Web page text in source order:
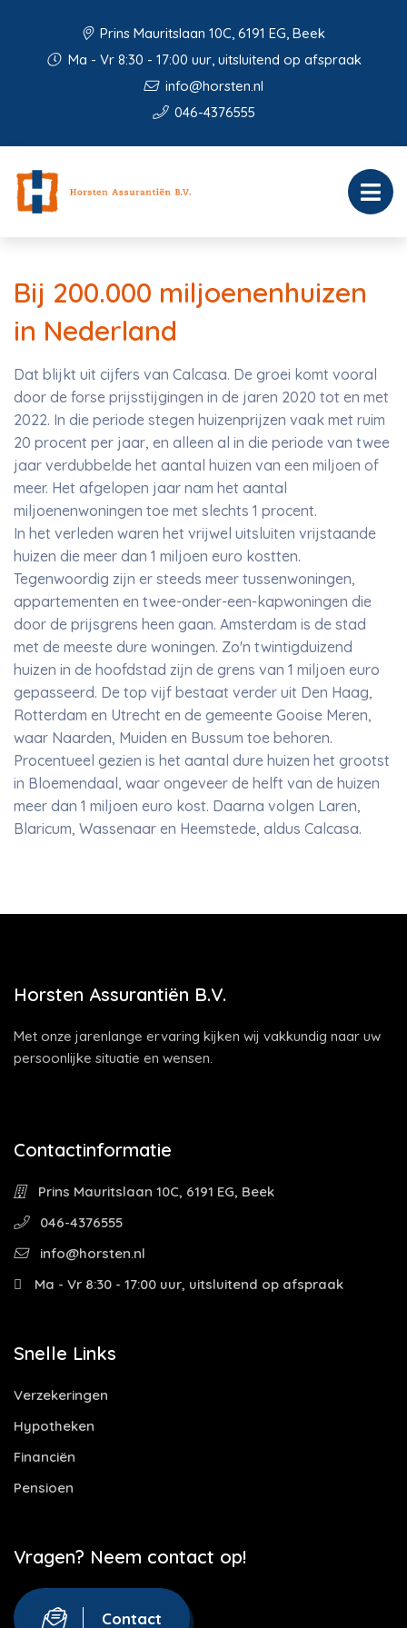
Prins Mauritslaan 10C, 6191 EG, Beek
Ma - Vr 8:30 - 17:00 uur, uitsluitend op afspraak
info@horsten.nl
046-4376555
Bij 200.000 miljoenenhuizen
in Nederland
Dat blijkt uit cijfers van Calcasa. De groei komt vooral
door de forse prijsstijgingen in de jaren 2020 tot en met
2022. In die periode stegen huizenprijzen vaak met ruim
20 procent per jaar, en alleen al in die periode van twee
jaar verdubbelde het aantal huizen van een miljoen of
meer. Het afgelopen jaar nam het aantal
miljoenenwoningen toe met slechts 1 procent.
In het verleden waren het vrijwel uitsluiten vrijstaande
huizen die meer dan 1 miljoen euro kostten.
Tegenwoordig zijn er steeds meer tussenwoningen,
appartementen en twee-onder-een-kapwoningen die
door de prijsgrens heen gaan. Amsterdam is de stad
met de meeste dure woningen. Zo'n twintigduizend
huizen in de hoofdstad zijn de grens van 1 miljoen euro
gepasseerd. De top vijf bestaat verder uit Den Haag,
Rotterdam en Utrecht en de gemeente Gooise Meren,
waar Naarden, Muiden en Bussum toe behoren.
Procentueel gezien is het aantal dure huizen het grootst
in Bloemendaal, waar ongeveer de helft van de huizen
meer dan 1 miljoen euro kost. Daarna volgen Laren,
Blaricum, Wassenaar en Heemstede, aldus Calcasa.
Horsten Assurantiën B.V.
Met onze jarenlange ervaring kijken wij vakkundig naar uw
persoonlijke situatie en wensen.
Contactinformatie
Prins Mauritslaan 10C, 6191 EG, Beek
046-4376555
info@horsten.nl
Ma - Vr 8:30 - 17:00 uur, uitsluitend op afspraak
Snelle Links
Verzekeringen
Hypotheken
Financiën
Pensioen
Vragen? Neem contact op!
Contact